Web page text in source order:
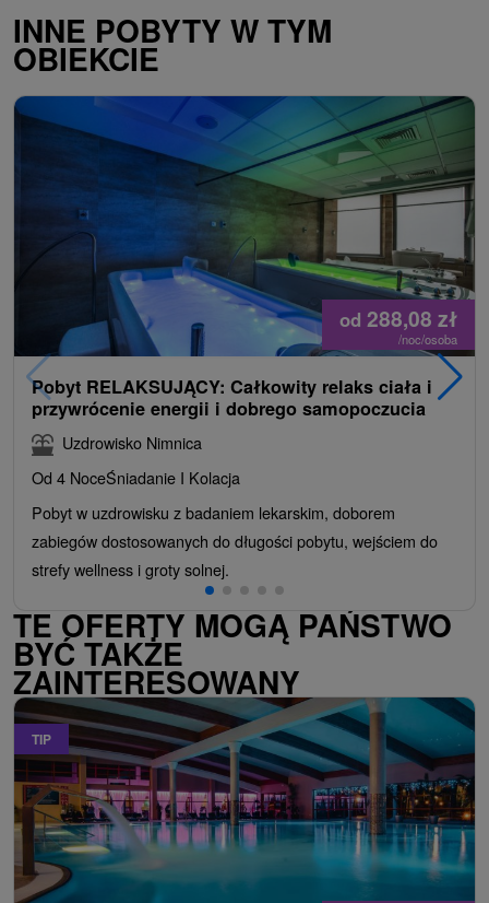
INNE POBYTY W TYM
OBIEKCIE
od 288,08 zł
/noc/osoba
Pobyt RELAKSUJĄCY: Całkowity relaks ciała i
przywrócenie energii i dobrego samopoczucia
Uzdrowisko Nimnica
Od 4 NoceŚniadanie I Kolacja
Pobyt w uzdrowisku z badaniem lekarskim, doborem
zabiegów dostosowanych do długości pobytu, wejściem do
strefy wellness i groty solnej.
TE OFERTY MOGĄ PAŃSTWO
BYĆ TAKŻE
ZAINTERESOWANY
TIP